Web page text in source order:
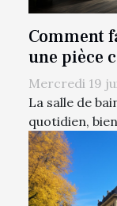
Comment
une pièce
Mercredi 19
La salle de
quotidien,